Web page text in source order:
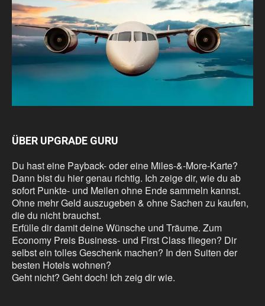
ÜBER UPGRADE GURU
Du hast eine Payback- oder eine Miles-&-More-Karte?
Dann bist du hier genau richtig. Ich zeige dir, wie du ab
sofort Punkte- und Meilen ohne Ende sammeln kannst.
Ohne mehr Geld auszugeben & ohne Sachen zu kaufen,
die du nicht brauchst.
Erfülle dir damit deine Wünsche und Träume. Zum
Economy Preis Business- und First Class fliegen? Dir
selbst ein tolles Geschenk machen? In den Suiten der
besten Hotels wohnen?
Geht nicht? Geht doch! Ich zeig dir wie.